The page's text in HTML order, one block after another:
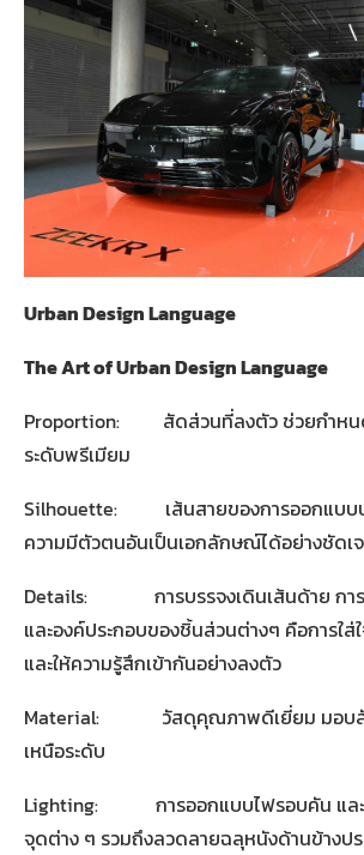
Urban Design Language
The Art of Urban Design Language
Proportion: สัดส่วนที่ลงตัว ช่วยกำหนด
ระดับพรีเมียม
Silhouette: เส้นสายของการออกแบบ
ความมีตัวตนอันเป็นเอกลักษณ์ได้อย่างชัดเ
Details: การบรรจงเดินเส้นด้าย การใ
และองค์ประกอบของชิ้นส่วนต่างๆ คือการใส่
และให้ความรู้สึกเข้ากันอย่างลงตัว
Material: วัสดุคุณภาพดีเยี่ยม มอบสั
เหนือระดับ
Lighting: การออกแบบไฟรอบคัน และ
จุดต่าง ๆ รวมถึงลวดลายฉลุหนังด้านข้างปร